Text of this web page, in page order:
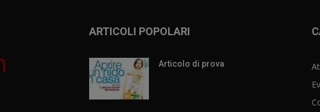
ARTICOLI POPOLARI
Articolo di prova